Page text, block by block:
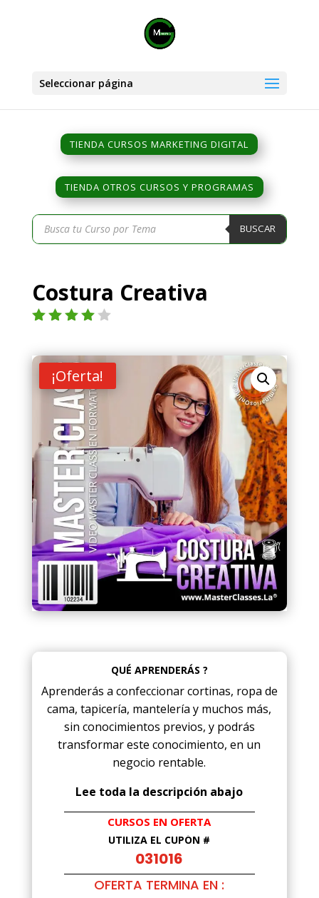
Seleccionar página
TIENDA CURSOS MARKETING DIGITAL
TIENDA OTROS CURSOS Y PROGRAMAS
Búsqueda
de
productos
BUSCAR
Costura Creativa
4.00de
5 en
base a
valoraci
ón de
cliente
¡Oferta!
QUÉ APRENDERÁS ?
Aprenderás a confeccionar cortinas, ropa de
cama, tapicería, mantelería y muchos más,
sin conocimientos previos, y podrás
transformar este conocimiento, en un
negocio rentable.
Lee toda la descripción abajo
CURSOS EN OFERTA
UTILIZA EL CUPÓN #
031016
OFERTA TERMINA EN :